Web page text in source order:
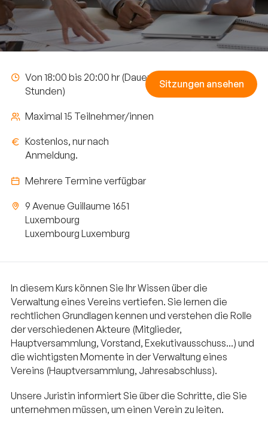
Von 18:00 bis 20:00 hr (Dauer: 2
Stunden)
Maximal 15 Teilnehmer/innen
Kostenlos, nur nach
Anmeldung.
Mehrere Termine verfügbar
9 Avenue Guillaume 1651
Luxembourg
Luxembourg Luxemburg
Sitzungen ansehen
In diesem Kurs können Sie Ihr Wissen über die
Verwaltung eines Vereins vertiefen. Sie lernen die
rechtlichen Grundlagen kennen und verstehen die Rolle
der verschiedenen Akteure (Mitglieder,
Hauptversammlung, Vorstand, Exekutivausschuss...) und
die wichtigsten Momente in der Verwaltung eines
Vereins (Hauptversammlung, Jahresabschluss).
Unsere Juristin informiert Sie über die Schritte, die Sie
unternehmen müssen, um einen Verein zu leiten.